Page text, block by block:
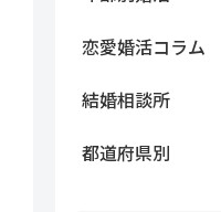
恋愛婚活コラム
結婚相談所
都道府県別